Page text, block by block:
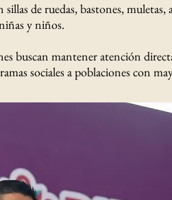
de ruedas, bastones, muletas,
y niños.
buscan mantener atención
sociales a poblaciones con